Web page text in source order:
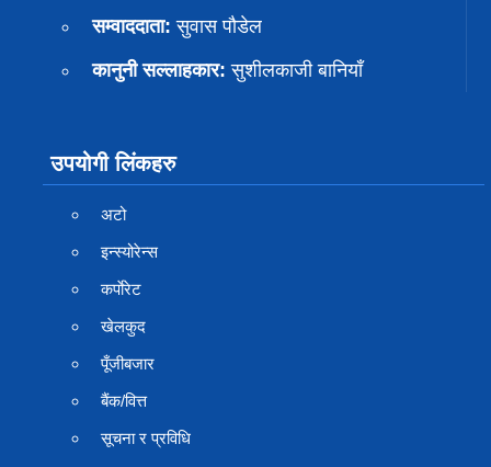
सम्वाददाता: सुवास पाैडेल
कानुनी सल्लाहकार: सुशीलकाजी बानियाँ
उपयोगी लिंकहरु
अटो
इन्स्योरेन्स
कर्पाेरेट
खेलकुद
पूँजीबजार
बैंक/वित्त
सूचना र प्रविधि